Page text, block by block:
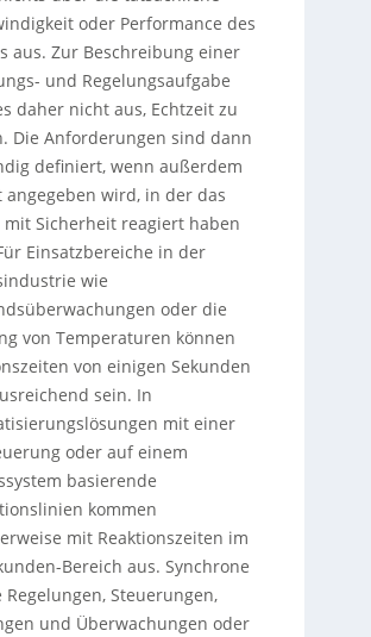
oder Performance des
aus. Zur Beschreibung einer
und Regelungsaufgabe
daher nicht aus, Echtzeit zu
Die Anforderungen sind dann
definiert, wenn außerdem
angegeben wird, in der das
mit Sicherheit reagiert haben
Einsatzbereiche in der
wie
oder die
von Temperaturen können
von einigen Sekunden
sein. In
mit einer
oder auf einem
basierende
kommen
mit Reaktionszeiten im
Bereich aus. Synchrone
Steuerungen,
und Überwachungen oder